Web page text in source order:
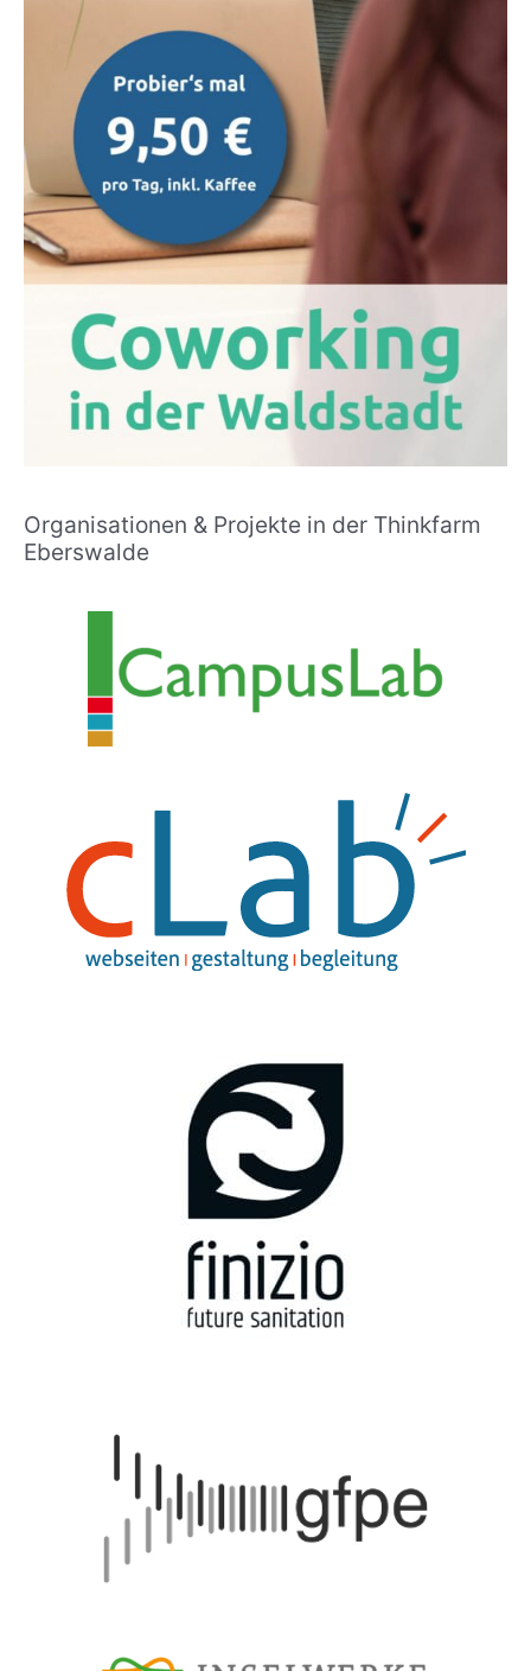
Organisationen & Projekte in der Thinkfarm
Eberswalde